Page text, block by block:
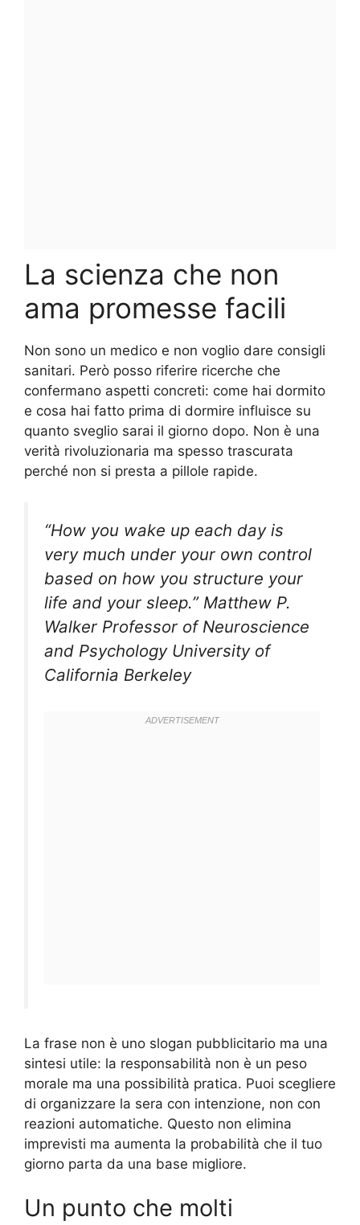
La scienza che non
ama promesse facili
Non sono un medico e non voglio dare consigli
sanitari. Però posso riferire ricerche che
confermano aspetti concreti: come hai dormito
e cosa hai fatto prima di dormire influisce su
quanto sveglio sarai il giorno dopo. Non è una
verità rivoluzionaria ma spesso trascurata
perché non si presta a pillole rapide.
“How you wake up each day is
very much under your own control
based on how you structure your
life and your sleep.” Matthew P.
Walker Professor of Neuroscience
and Psychology University of
California Berkeley
La frase non è uno slogan pubblicitario ma una
sintesi utile: la responsabilità non è un peso
morale ma una possibilità pratica. Puoi scegliere
di organizzare la sera con intenzione, non con
reazioni automatiche. Questo non elimina
imprevisti ma aumenta la probabilità che il tuo
giorno parta da una base migliore.
Un punto che molti